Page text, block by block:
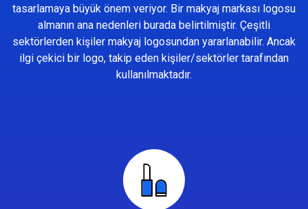
tasarlamaya büyük önem veriyor. Bir makyaj markası logosu
almanın ana nedenleri burada belirtilmiştir. Çeşitli
sektörlerden kişiler makyaj logosundan yararlanabilir. Ancak
ilgi çekici bir logo, takip eden kişiler/sektörler tarafından
kullanılmaktadır.